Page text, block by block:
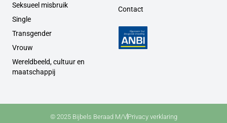
Seksueel misbruik
Single
Transgender
Vrouw
Wereldbeeld, cultuur en
maatschappij
Contact
© 2025 Bijbels Beraad M/VPrivacy verklaring